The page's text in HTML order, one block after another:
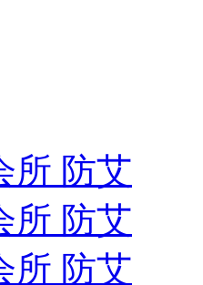
所 防艾
所 防艾
所 防艾